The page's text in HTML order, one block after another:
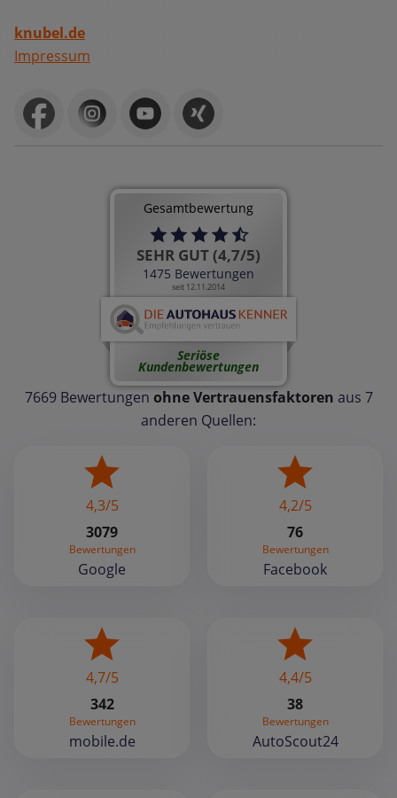
knubel.de
Impressum
Gesamtbewertung
SEHR GUT (4,7/5)
1475 Bewertungen
seit 12.11.2014
Seriöse
Kundenbewertungen
7669 Bewertungen ohne Vertrauensfaktoren aus 7
anderen Quellen:
4,3/5
3079
Bewertungen
Google
4,2/5
76
Bewertungen
Facebook
4,7/5
342
Bewertungen
mobile.de
4,4/5
38
Bewertungen
AutoScout24